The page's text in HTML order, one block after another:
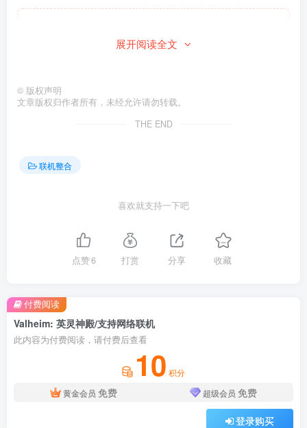
展开阅读全文
© 版权声明
文章版权归作者所有，未经允许请勿转载。
THE END
联机整合
喜欢就支持一下吧
点赞6 打赏 分享 收藏
Valheim: 英灵神殿/支持网络联机
此内容为付费阅读，请付费后查看
10 积分
黄金会员 免费 超级会员 免费
登录购买
付费阅读